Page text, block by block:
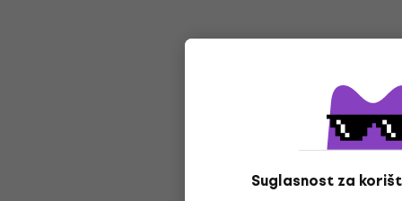
Suglasnost za